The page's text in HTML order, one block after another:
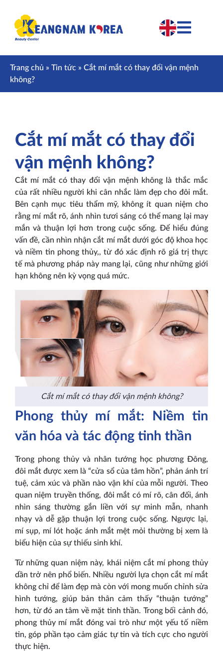
Trang chủ » Tin tức » Cắt mí mắt có thay đổi vận mệnh
không?
Cắt mí mắt có thay đổi
vận mệnh không?
Cắt mí mắt có thay đổi vận mệnh không là thắc mắc
của rất nhiều người khi cân nhắc làm đẹp cho đôi mắt.
Bên cạnh mục tiêu thẩm mỹ, không ít quan niệm cho
rằng mí mắt rõ, ánh nhìn tươi sáng có thể mang lại may
mắn và thuận lợi hơn trong cuộc sống. Để hiểu đúng
vấn đề, cần nhìn nhận cắt mí mắt dưới góc độ khoa học
và niềm tin phong thủy,, từ đó xác định rõ giá trị thực
tế mà phương pháp này mang lại, cũng như những giới
hạn không nên kỳ vọng quá mức.
Cắt mí mắt có thay đổi vận mệnh không?
Phong thủy mí mắt: Niềm tin
văn hóa và tác động tinh thần
Trong phong thủy và nhân tướng học phương Đông,
đôi mắt được xem là “cửa sổ của tâm hồn”, phản ánh trí
tuệ, cảm xúc và phần nào vận khí của mỗi người. Theo
quan niệm truyền thống, đôi mắt có mí rõ, cân đối, ánh
nhìn sáng thường gắn liền với sự minh mẫn, nhanh
nhạy và dễ gặp thuận lợi trong cuộc sống. Ngược lại,
mí sụp, mí lót hoặc ánh mắt mệt mỏi thường bị xem là
biểu hiện của sự thiếu sinh khí.
Từ những quan niệm này, khái niệm cắt mí phong thủy
dần trở nên phổ biến. Nhiều người lựa chọn cắt mí mắt
không chỉ để làm đẹp mà còn với mong muốn chỉnh sửa
hình tướng, giúp bản thân cảm thấy “thuận tướng”
hơn, từ đó an tâm về mặt tinh thần. Trong bối cảnh đó,
phong thủy mí mắt đóng vai trò như một yếu tố niềm
tin, góp phần tạo cảm giác tự tin và tích cực cho người
thực hiện.